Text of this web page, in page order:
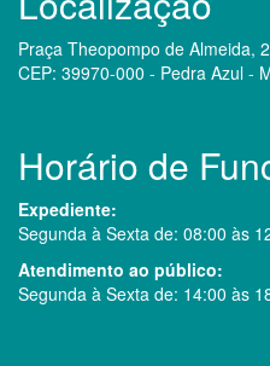
Praça Theopompo de Almeida,
CEP: 39970-000 - Pedra Azul -
Horário de
Expediente:
Segunda à Sexta de: 08:00 às
Atendimento ao público:
Segunda à Sexta de: 14:00 às